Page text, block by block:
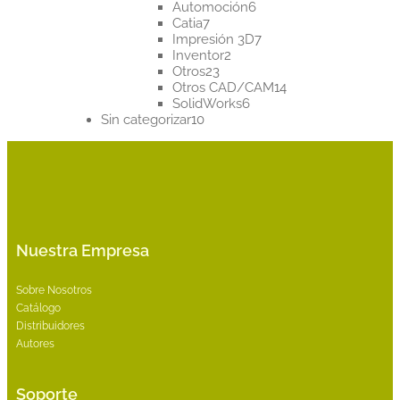
productos
Automoción66
Catia77
productos
Impresión 3D77
Inventor22
Otros2323
productos
Otros CAD/CAM1414
SolidWorks66
Sin categorizar1010
Nuestra Empresa
Sobre Nosotros
Catálogo
Distribuidores
Autores
Soporte